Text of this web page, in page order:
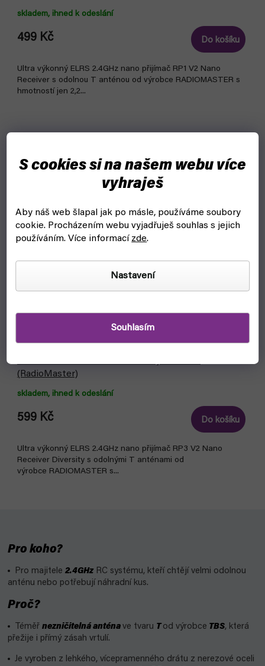
S cookies si na našem webu více
vyhraješ
Aby náš web šlapal jak po másle, používáme soubory
cookie. Procházením webu vyjadřuješ souhlas s jejich
používáním. Více informací zde.
Nastavení
Souhlasím
skladem, ihned k odeslání
499 Kč Do košíku
Ultra výkonný ELRS 2.4GHz nano přijímač RP1 V2 Nano
Receiver s odolnou T anténou od výrobce RADIOMASTER s
hmotností jen 2,2...
(RadioMaster)
skladem, ihned k odeslání
599 Kč Do košíku
Ultra výkonný ELRS 2.4GHz nano přijímač RP3 V2 Nano
Receiver Diversity s odolnými T anténami od
výrobce RADIOMASTER s...
Pro koho?
Pro majitele 2.4GHz RC systému, kteří chtějí velmi odolnou
anténu nebo potřebují náhradní kus.
Proč?
Téměř nezničitelná anténa ve tvaru T od výrobce TBS, která
přežije i přímý zásah vrtulí.
Je vyroben z lehkého, vícepramenného drátu z nerezové oceli